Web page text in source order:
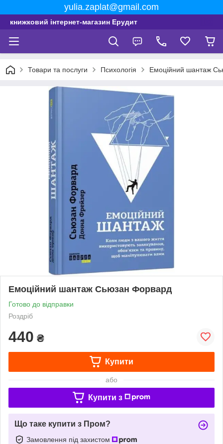
yulia.zaplat@gmail.com
книжковий інтернет-магазин Ерудит
Товари та послуги Психологія Емоційний шантаж
Емоційний шантаж Сьюзан Форвард
Готово до відправки
Роздріб
440 ₴
Купити
або
Купити з
Що таке купити з Пром?
Замовлення під захистом